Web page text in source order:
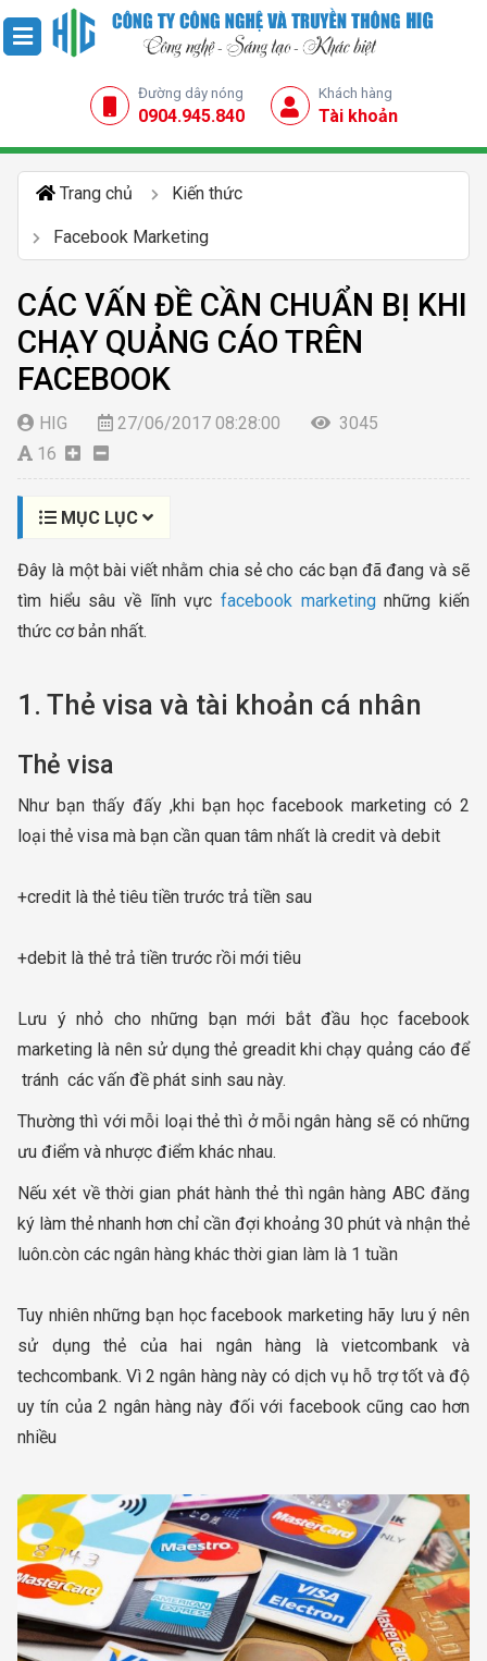
Đường dây nóng
0904.945.840
Khách hàng
Tài khoản
Trang chủ Kiến thức
Facebook Marketing
CÁC VẤN ĐỀ CẦN CHUẨN BỊ KHI
CHẠY QUẢNG CÁO TRÊN
FACEBOOK
HIG 27/06/2017 08:28:00
3045
16
MỤC LỤC
Đây là một bài viết nhằm chia sẻ cho các bạn đã đang và sẽ
tìm hiểu sâu về lĩnh vực facebook marketingnhững kiến
thức cơ bản nhất.
1. Thẻ visa và tài khoản cá nhân
Thẻ visa
Như bạn thấy đấy ,khi bạn học facebook marketing có 2
loại thẻ visa mà bạn cần quan tâm nhất là credit và debit
+credit là thẻ tiêu tiền trước trả tiền sau
+debit là thẻ trả tiền trước rồi mới tiêu
Lưu ý nhỏ cho những bạn mới bắt đầu học facebook
marketing là nên sử dụng thẻ greadit khi chạy quảng cáo để
tránh các vấn đề phát sinh sau này.
Thường thì với mỗi loại thẻ thì ở mỗi ngân hàng sẽ có những
ưu điểm và nhược điểm khác nhau.
Nếu xét về thời gian phát hành thẻ thì ngân hàng ABC đăng
ký làm thẻ nhanh hơn chỉ cần đợi khoảng 30 phút và nhận thẻ
luôn.còn các ngân hàng khác thời gian làm là 1 tuần
Tuy nhiên những bạn học facebook marketing hãy lưu ý nên
sử dụng thẻ của hai ngân hàng là vietcombank và
techcombank. Vì 2 ngân hàng này có dịch vụ hỗ trợ tốt và độ
uy tín của 2 ngân hàng này đối với facebook cũng cao hơn
nhiều